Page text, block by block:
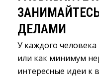
ДЕЛАМИ
У каждого человека
или как минимум
интересные идеи